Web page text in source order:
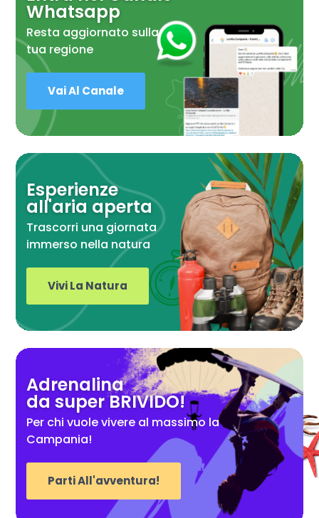
Whatsapp
Resta aggiornato sulla
tua regione
Vai Al Canale
Esperienze
all'aria aperta
Trascorri una giornata
immerso nella natura
Vivi La Natura
Adrenalina
da super BRIVIDO!
Per chi vuole vivere al massimo la
Campania!
Parti All'avventura!